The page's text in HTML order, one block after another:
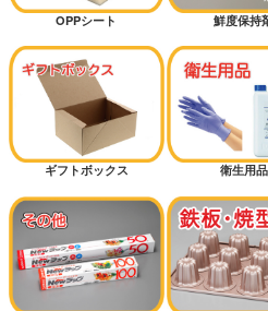
OPPシート 鮮度保持
ギフトボックス 衛生用品